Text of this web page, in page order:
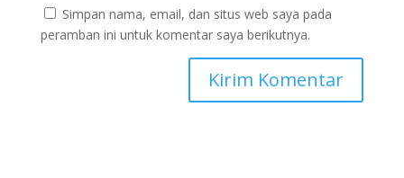
Simpan nama, email, dan situs web saya pada
peramban ini untuk komentar saya berikutnya.